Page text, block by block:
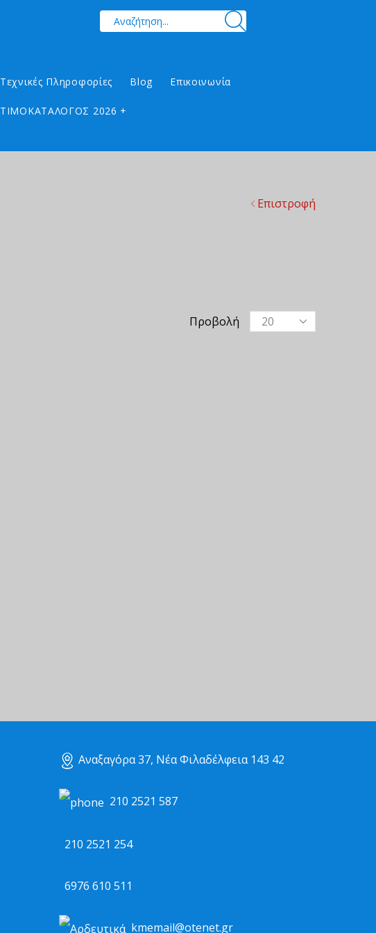
Τεχνικές Πληροφορίες Blog Επικοινωνία
ΤΙΜΟΚΑΤΑΛΟΓΟΣ 2026 +
Επιστροφή
Προβολή
Αναξαγόρα 37, Νέα Φιλαδέλφεια 143 42
210 2521 587
210 2521 254
6976 610 511
kmemail@otenet.gr